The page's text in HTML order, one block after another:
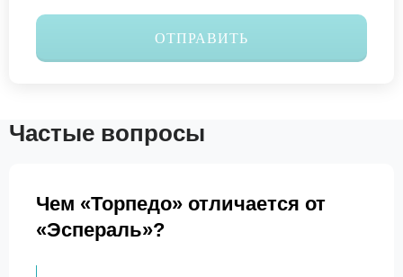
ОТПРАВИТЬ
Частые вопросы
Чем «Торпедо» отличается от
«Эспераль»?